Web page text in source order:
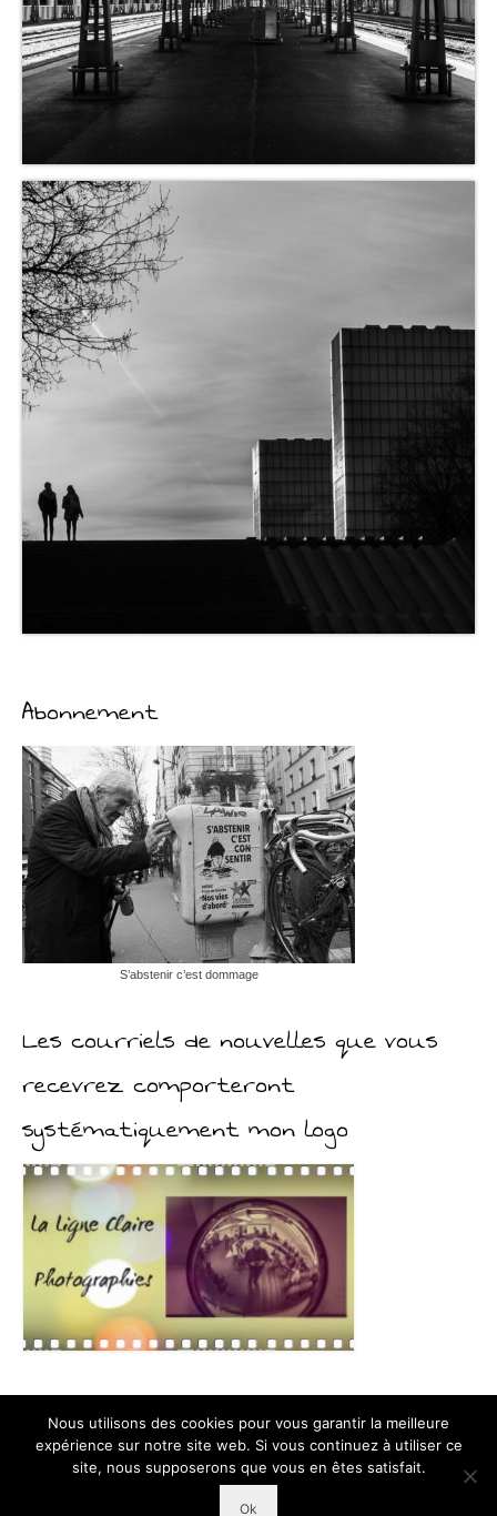
Abonnement
S’abstenir c’est dommage
Les courriels de nouvelles que vous
recevrez comporteront
systématiquement mon logo
Exposition En Banlieue Balade On visite
Nous utilisons des cookies pour vous garantir la meilleure
expérience sur notre site web. Si vous continuez à utiliser ce
site, nous supposerons que vous en êtes satisfait.
Ok